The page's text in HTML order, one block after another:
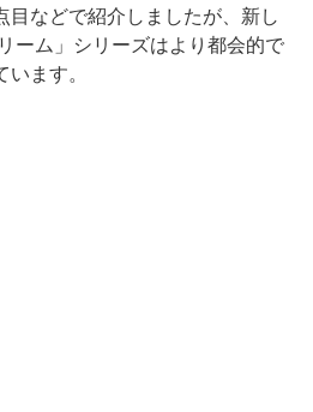
目などで紹介しましたが、新し
ーム」シリーズはより都会的で
ます。